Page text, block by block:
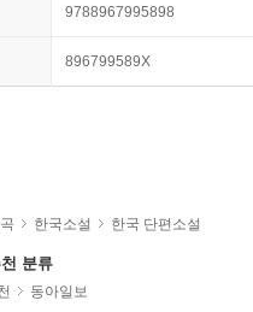
9788967995898
896799589X
한국소설 한국 단편소설
분류
동아일보